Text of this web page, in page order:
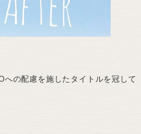
の配慮を施したタイトルを冠して